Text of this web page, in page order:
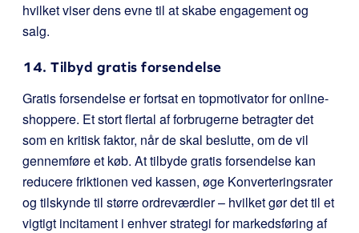
hvilket viser dens evne til at skabe engagement og
salg.
14. Tilbyd gratis forsendelse
Gratis forsendelse er fortsat en topmotivator for online-
shoppere. Et stort flertal af forbrugerne betragter det
som en kritisk faktor, når de skal beslutte, om de vil
gennemføre et køb. At tilbyde gratis forsendelse kan
reducere friktionen ved kassen, øge Konverteringsrater
og tilskynde til større ordreværdier – hvilket gør det til et
vigtigt incitament i enhver strategi for markedsføring af